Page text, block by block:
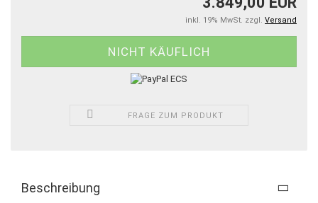
inkl. 19% MwSt. zzgl. Versand
FRAGE ZUM PRODUKT
Beschreibung